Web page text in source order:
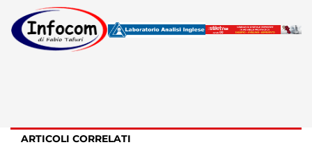
ARTICOLI CORRELATI